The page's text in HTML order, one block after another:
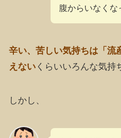
腹からいなくな
辛い、苦しい気持ちは「流
えないくらいいろんな気持
しかし、